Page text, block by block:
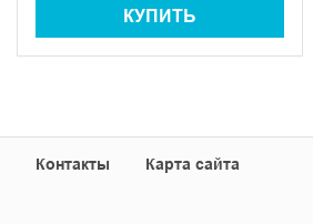
КУПИТЬ
Контакты
Карта сайта